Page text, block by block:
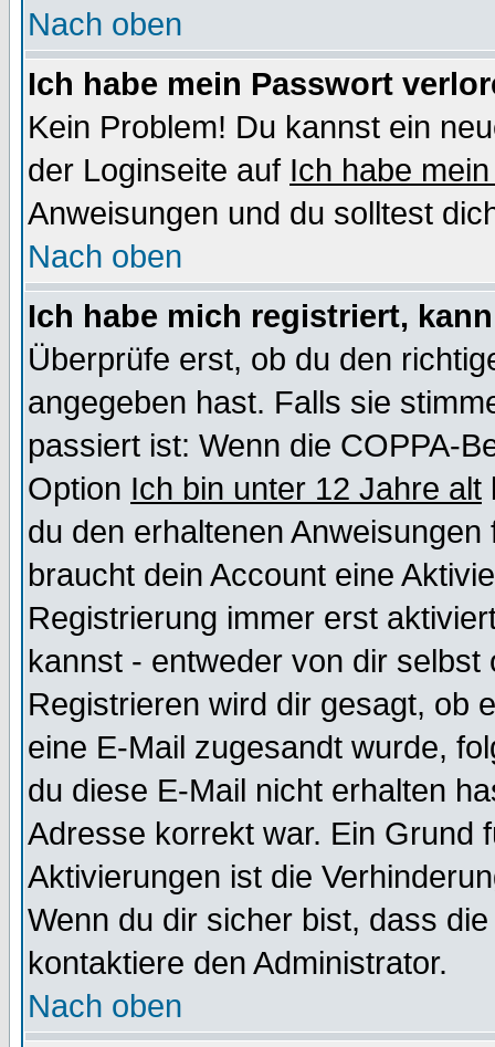
Nach oben
Ich habe mein Passwort
Kein Problem! Du kannst ein
der Loginseite auf Ich habe
Anweisungen und du solltest
Nach oben
Ich habe mich registriert,
Überprüfe erst, ob du den
angegeben hast. Falls sie
passiert ist: Wenn die COPPA-
Option Ich bin unter 12 Jahre alt
du den erhaltenen
braucht dein Account eine
Registrierung immer erst
kannst - entweder von dir selbst
Registrieren wird dir gesagt, ob
eine E-Mail zugesandt wurde,
du diese E-Mail nicht erhalten
Adresse korrekt war. Ein Grund
Aktivierungen ist die
Wenn du dir sicher bist, dass
kontaktiere den Administrator.
Nach oben